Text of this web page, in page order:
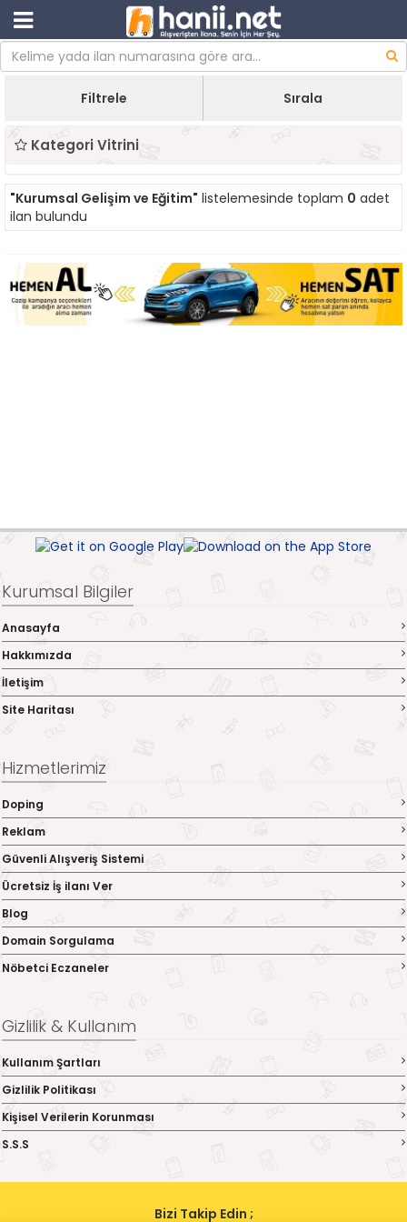
Filtrele Sırala
Kategori Vitrini
"Kurumsal Gelişim ve Eğitim" listelemesinde toplam 0 adet
ilan bulundu
Kurumsal Bilgiler
Anasayfa
Hakkımızda
İletişim
Site Haritası
Hizmetlerimiz
Doping
Reklam
Güvenli Alışveriş Sistemi
Ücretsiz İş ilanı Ver
Blog
Domain Sorgulama
Nöbetci Eczaneler
Gizlilik & Kullanım
Kullanım Şartları
Gizlilik Politikası
Kişisel Verilerin Korunması
S.S.S
Bizi Takip Edin ;